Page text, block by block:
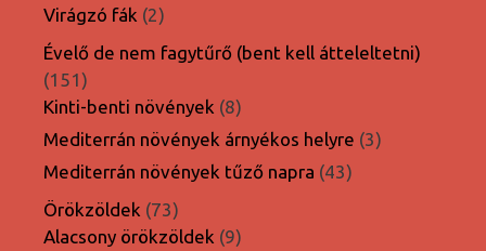
Virágzó fák 22
termék
Évelő de nem fagytűrő (bent kell átteleltetni)
151151
termék
Kinti-benti növények 88
termék
Mediterrán növények árnyékos helyre 33
Mediterrán növények tűző napra 4343
Örökzöldek 7373
termék
Alacsony örökzöldek 99